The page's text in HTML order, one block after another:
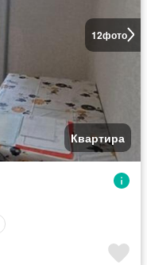
12фото
Квартира